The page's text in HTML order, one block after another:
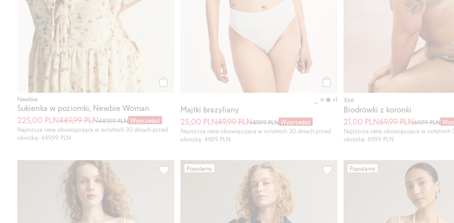
Newbie
Sukienka w poziomki, Newbie Woman
225,00 PLN449,99 PLN449,99 PLN Wyprzedaż
Najniższa cena obowiązująca w ostatnich 30 dniach przed
obniżką: 449,99 PLN
+1
Majtki brazyliany
25,00 PLN49,99 PLN49,99 PLN Wyprzedaż
Najniższa cena obowiązująca w ostatnich 30 dniach przed
obniżką: 49,99 PLN
Xlnt
Biodrówki z koronki
21,00 PLN69,99 PLN69,99 PLN
Najniższa cena obowiązująca w ostatnich
obniżką: 69,99 PLN
Koszulka z drapowanymi detalami, Dodaj do listy ulubione
Popularny
Kurtka dżinsowa, Dodaj do listy
Popularny